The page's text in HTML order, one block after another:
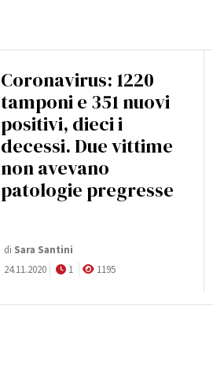
Coronavirus: 1220
tamponi e 351 nuovi
positivi, dieci i
decessi. Due vittime
non avevano
patologie pregresse
di Sara Santini
24.11.2020
1 1195